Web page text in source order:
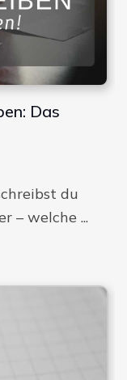
Das
du
– welche ...